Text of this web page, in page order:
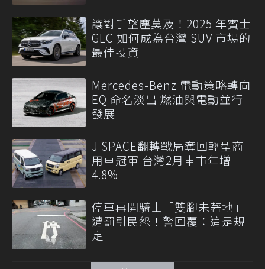
讓對手望塵莫及！2025 年賓士
GLC 如何成為台灣 SUV 市場的
最佳投資
Mercedes-Benz 電動策略轉向
EQ 命名淡出 燃油與電動並行
發展
J SPACE翻轉戰局奪回輕型商
用車冠軍 台灣2月車市年增
4.8%
停車再開騎士「雙腳未著地」
遭罰引民怨！警回覆：這是規
定